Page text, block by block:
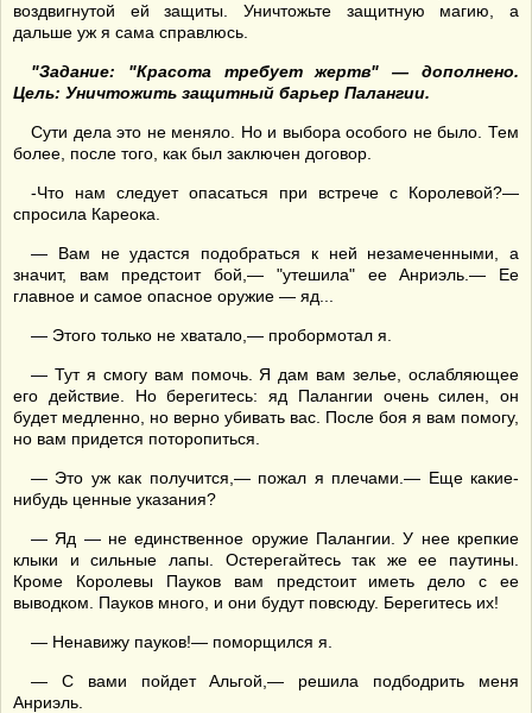
воздвигнутой ей защиты. Уничтожьте защитную магию, а
дальше уж я сама справлюсь.
"Задание: "Красота требует жертв" — дополнено.
Цель: Уничтожить защитный барьер Палангии.
Сути дела это не меняло. Но и выбора особого не было. Тем
более, после того, как был заключен договор.
-Что нам следует опасаться при встрече с Королевой?—
спросила Кареока.
— Вам не удастся подобраться к ней незамеченными, а
значит, вам предстоит бой,— "утешила" ее Анриэль.— Ее
главное и самое опасное оружие — яд...
— Этого только не хватало,— пробормотал я.
— Тут я смогу вам помочь. Я дам вам зелье, ослабляющее
его действие. Но берегитесь: яд Палангии очень силен, он
будет медленно, но верно убивать вас. После боя я вам помогу,
но вам придется поторопиться.
— Это уж как получится,— пожал я плечами.— Еще какие-
нибудь ценные указания?
— Яд — не единственное оружие Палангии. У нее крепкие
клыки и сильные лапы. Остерегайтесь так же ее паутины.
Кроме Королевы Пауков вам предстоит иметь дело с ее
выводком. Пауков много, и они будут повсюду. Берегитесь их!
— Ненавижу пауков!— поморщился я.
— С вами пойдет Альгой,— решила подбодрить меня
Анриэль.